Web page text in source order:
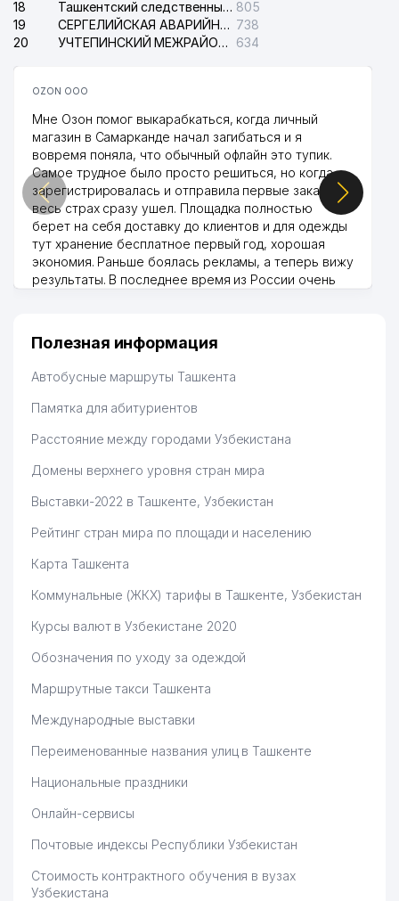
18
Ташкентский следственный изолятор 805
19
СЕРГЕЛИЙСКАЯ АВАРИЙНАЯ СЛУЖБА ЭЛЕКТРОСЕТИ 738
20
УЧТЕПИНСКИЙ МЕЖРАЙОННЫЙ СУД ПО ГРАЖДАНСКИМ ДЕЛАМ 634
OZON ООО
Мне Озон помог выкарабкаться, когда личный
магазин в Самарканде начал загибаться и я
вовремя поняла, что обычный офлайн это тупик.
Самое трудное было просто решиться, но когда
зарегистрировалась и отправила первые заказы,
весь страх сразу ушел. Площадка полностью
берет на себя доставку до клиентов и для одежды
тут хранение бесплатное первый год, хорошая
экономия. Раньше боялась рекламы, а теперь вижу
результаты. В последнее время из России очень
Hamida 03.08.2026 12:45:39
Полезная информация
Автобусные маршруты Ташкента
Памятка для абитуриентов
Расстояние между городами Узбекистана
Домены верхнего уровня стран мира
Выставки-2022 в Ташкенте, Узбекистан
Рейтинг стран мира по площади и населению
Карта Ташкента
Коммунальные (ЖКХ) тарифы в Ташкенте, Узбекистан
Курсы валют в Узбекистане 2020
Обозначения по уходу за одеждой
Маршрутные такси Ташкента
Международные выставки
Переименованные названия улиц в Ташкенте
Национальные праздники
Онлайн-сервисы
Почтовые индексы Республики Узбекистан
Стоимость контрактного обучения в вузах
Узбекистана